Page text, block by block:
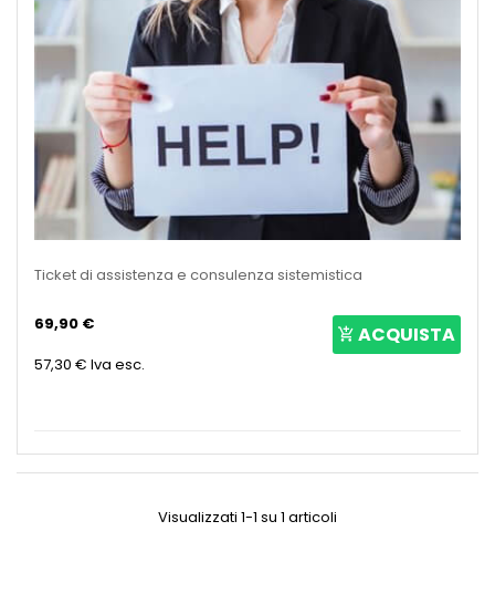
Ticket di assistenza e consulenza sistemistica
69,90 €
57,30 € Iva esc.
ACQUISTA
Visualizzati 1-1 su 1 articoli